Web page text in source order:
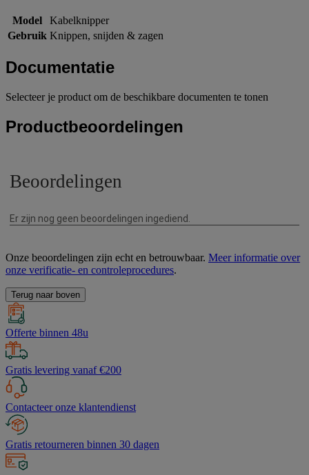
Model
Kabelknipper
Gebruik Knippen, snijden & zagen
Documentatie
Selecteer je product om de beschikbare documenten te tonen
Productbeoordelingen
Onze beoordelingen zijn echt en betrouwbaar. Meer informatie over
onze verificatie- en controleprocedures.
Terug naar boven
Offerte binnen 48u
Gratis levering vanaf €200
Contacteer onze klantendienst
Gratis retourneren binnen 30 dagen